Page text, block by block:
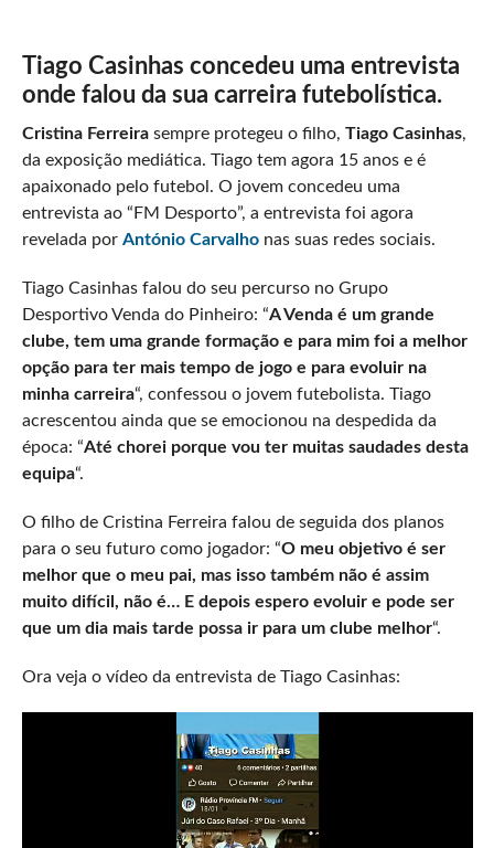
Tiago Casinhas concedeu uma entrevista
onde falou da sua carreira futebolística.
Cristina Ferreirasempre protegeu o filho, Tiago Casinhas,
da exposição mediática. Tiago tem agora 15 anos e é
apaixonado pelo futebol. O jovem concedeu uma
entrevista ao “FM Desporto”, a entrevista foi agora
revelada por António Carvalhonas suas redes sociais.
Tiago Casinhas falou do seu percurso no Grupo
Desportivo Venda do Pinheiro: “A Venda é um grande
clube, tem uma grande formação e para mim foi a melhor
opção para ter mais tempo de jogo e para evoluir na
minha carreira“, confessou o jovem futebolista. Tiago
acrescentou ainda que se emocionou na despedida da
época: “Até chorei porque vou ter muitas saudades desta
equipa“.
O filho de Cristina Ferreira falou de seguida dos planos
para o seu futuro como jogador: “O meu objetivo é ser
melhor que o meu pai, mas isso também não é assim
muito difícil, não é… E depois espero evoluir e pode ser
que um dia mais tarde possa ir para um clube melhor“.
Ora veja o vídeo da entrevista de Tiago Casinhas: